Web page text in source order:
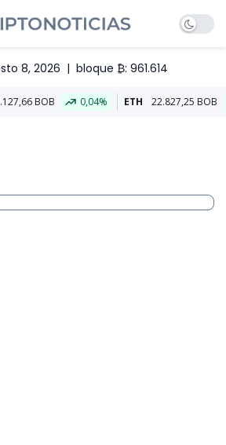
8, 2026 | bloque ₿: 961.614
0,04% ETH 22.827,25 BOB 0,05%